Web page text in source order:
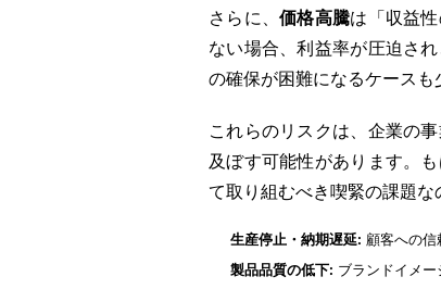
さらに、価格高騰は「収益
ない場合、利益率が圧迫さ
の確保が困難になるケースも
これらのリスクは、企業の
及ぼす可能性があります。
て取り組むべき喫緊の課題な
生産停止・納期遅延: 顧客への信
製品品質の低下: ブランドイメ